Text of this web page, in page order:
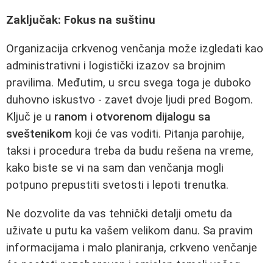
Zaključak: Fokus na suštinu
Organizacija crkvenog venčanja može izgledati kao
administrativni i logistički izazov sa brojnim
pravilima. Međutim, u srcu svega toga je duboko
duhovno iskustvo - zavet dvoje ljudi pred Bogom.
Ključ je u ranom i otvorenom dijalogu sa
sveštenikom koji će vas voditi. Pitanja parohije,
taksi i procedura treba da budu rešena na vreme,
kako biste se vi na sam dan venčanja mogli
potpuno prepustiti svetosti i lepoti trenutka.
Ne dozvolite da vas tehnički detalji ometu da
uživate u putu ka vašem velikom danu. Sa pravim
informacijama i malo planiranja, crkveno venčanje